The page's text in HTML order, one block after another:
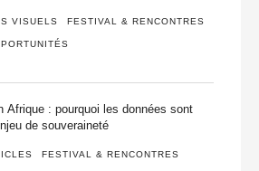
VISUELS FESTIVAL & RENCONTRES
Afrique : pourquoi les données sont
de souveraineté
FESTIVAL & RENCONTRES